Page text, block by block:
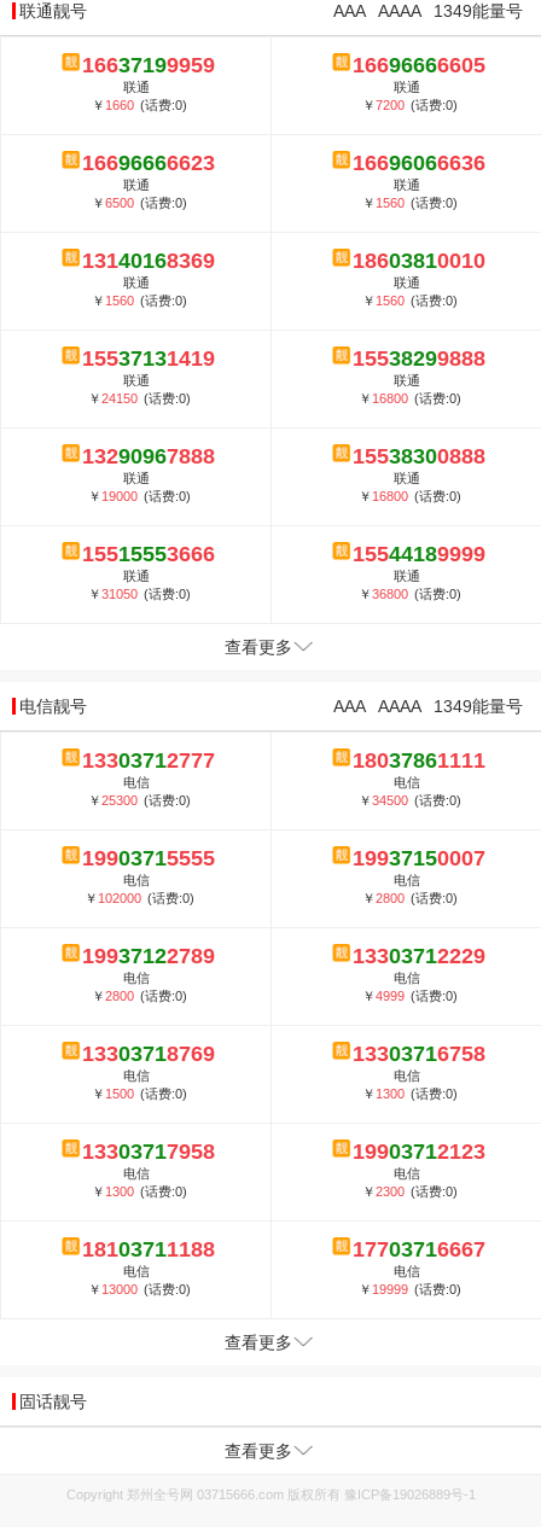
联通靓号 1349能量号
AAAA
AAA
16637199959
联通
￥ 1660 (话费:0)
16696666605
联通
￥7200 (话费:0)
16696666623
联通
￥6500 (话费:0)
16696066636
联通
￥ 1560 (话费:0)
13140168369
联通
￥ 1560 (话费:0)
18603810010
联通
￥ 1560 (话费:0)
15537131419
联通
￥24150 (话费:0)
15538299888
联通
￥ 16800 (话费:0)
13290967888
联通
￥ 19000 (话费:0)
15538300888
联通
￥ 16800 (话费:0)
15515553666
联通
￥31050 (话费:0)
15544189999
联通
￥36800 (话费:0)
查看更多
电信靓号 1349能量号
AAAA
AAA
13303712777
电信
￥25300 (话费:0)
18037861111
电信
￥34500 (话费:0)
19903715555
电信
￥ 102000 (话费:0)
19937150007
电信
￥2800 (话费:0)
19937122789
电信
￥2800 (话费:0)
13303712229
电信
￥4999 (话费:0)
13303718769
电信
￥ 1500 (话费:0)
13303716758
电信
￥ 1300 (话费:0)
13303717958
电信
￥ 1300 (话费:0)
19903712123
电信
￥2300 (话费:0)
18103711188
电信
￥ 13000 (话费:0)
17703716667
电信
￥ 19999 (话费:0)
查看更多
固话靓号
查看更多
Copyright 郑州全号网 03715666.com 版权所有 豫ICP备19026889号-1